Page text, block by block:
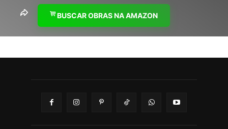
BUSCAR OBRAS NA AMAZON